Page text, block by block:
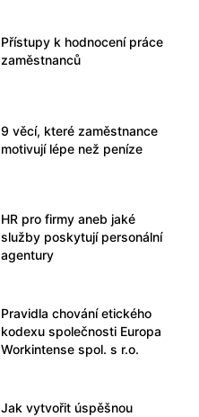
Přístupy k hodnocení práce
zaměstnanců
9 věcí, které zaměstnance
motivují lépe než peníze
HR pro firmy aneb jaké
služby poskytují personální
agentury
Pravidla chování etického
kodexu společnosti Europa
Workintense spol. s r.o.
Jak vytvořit úspěšnou